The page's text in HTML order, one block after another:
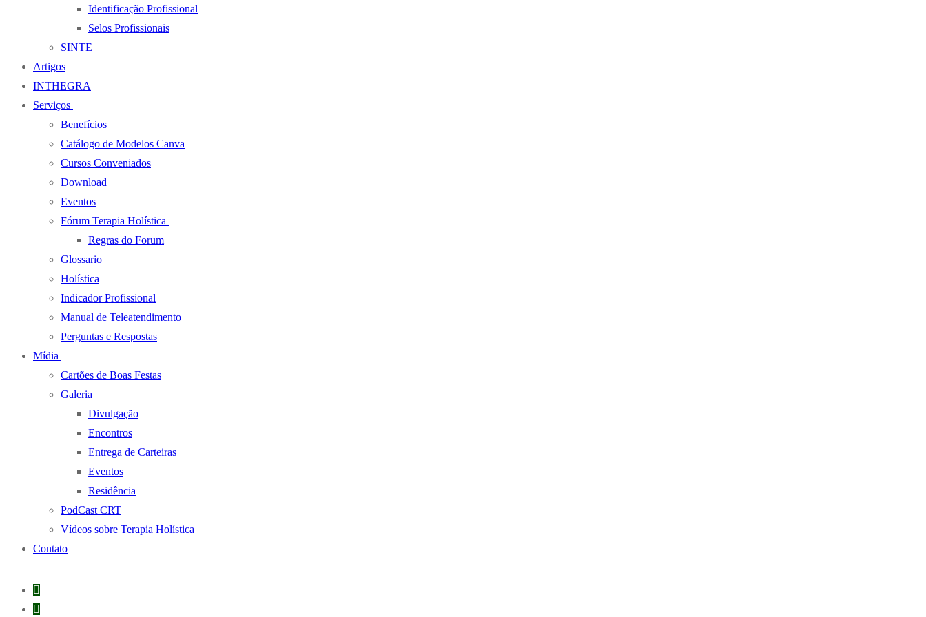
Identificação Profissional
Selos Profissionais
SINTE
Artigos
INTHEGRA
Serviços
Benefícios
Catálogo de Modelos Canva
Cursos Conveniados
Download
Eventos
Fórum Terapia Holística
Regras do Forum
Glossario
Holística
Indicador Profissional
Manual de Teleatendimento
Perguntas e Respostas
Mídia
Cartões de Boas Festas
Galeria
Divulgação
Encontros
Entrega de Carteiras
Eventos
Residência
PodCast CRT
Vídeos sobre Terapia Holística
Contato